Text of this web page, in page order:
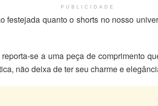
PUBLICIDADE
festejada quanto o shorts no nosso
se a uma peça de comprimento
não deixa de ter seu charme e